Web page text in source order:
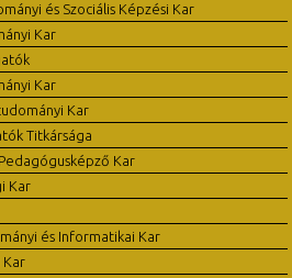
és Szociális Képzési Kar
Kar
Kar
Kar
Titkársága
Kar
Kar
és Informatikai Kar
Kar